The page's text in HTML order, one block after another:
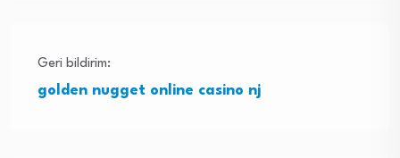
Geri bildirim:
golden nugget online casino nj